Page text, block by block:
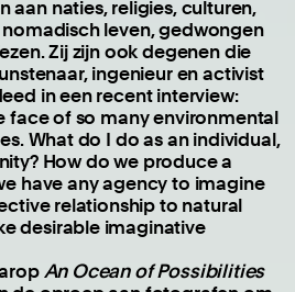
aan naties, religies, culturen,
leven, gedwongen
Zij zijn ook degenen die
ingenieur en activist
in een recent interview:
face of so many environmental
What do I do as an individual,
How do we produce a
have any agency to imagine
relationship to natural
desirable imaginative
An Ocean of Possibilities